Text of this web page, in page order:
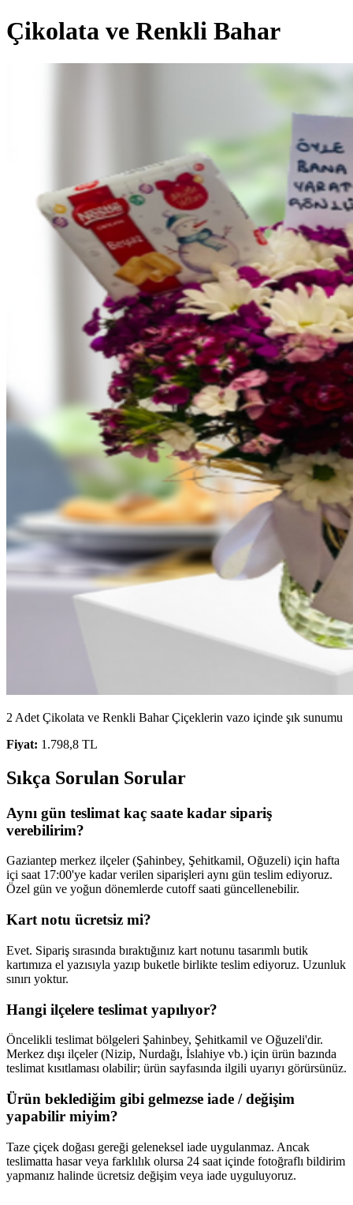
Çikolata ve Renkli Bahar
2 Adet Çikolata ve Renkli Bahar Çiçeklerin vazo içinde şık sunumu
Fiyat: 1.798,8 TL
Sıkça Sorulan Sorular
Aynı gün teslimat kaç saate kadar sipariş
verebilirim?
Gaziantep merkez ilçeler (Şahinbey, Şehitkamil, Oğuzeli) için hafta
içi saat 17:00'ye kadar verilen siparişleri aynı gün teslim ediyoruz.
Özel gün ve yoğun dönemlerde cutoff saati güncellenebilir.
Kart notu ücretsiz mi?
Evet. Sipariş sırasında bıraktığınız kart notunu tasarımlı butik
kartımıza el yazısıyla yazıp buketle birlikte teslim ediyoruz. Uzunluk
sınırı yoktur.
Hangi ilçelere teslimat yapılıyor?
Öncelikli teslimat bölgeleri Şahinbey, Şehitkamil ve Oğuzeli'dir.
Merkez dışı ilçeler (Nizip, Nurdağı, İslahiye vb.) için ürün bazında
teslimat kısıtlaması olabilir; ürün sayfasında ilgili uyarıyı görürsünüz.
Ürün beklediğim gibi gelmezse iade / değişim
yapabilir miyim?
Taze çiçek doğası gereği geleneksel iade uygulanmaz. Ancak
teslimatta hasar veya farklılık olursa 24 saat içinde fotoğraflı bildirim
yapmanız halinde ücretsiz değişim veya iade uyguluyoruz.